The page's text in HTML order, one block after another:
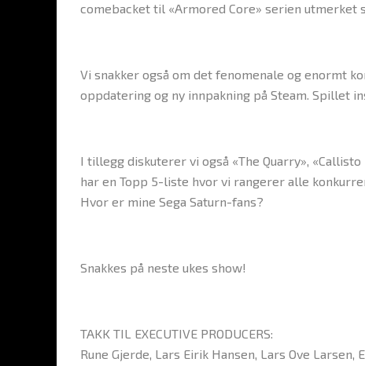
comebacket til «Armored Core» serien utmerket
Vi snakker også om det fenomenale og enormt
oppdatering og ny innpakning på Steam. Spillet
I tillegg diskuterer vi også «The Quarry»,
har en Topp 5-liste hvor vi rangerer alle
Hvor er mine Sega Saturn-fans?
Snakkes på neste ukes show!
TAKK TIL EXECUTIVE PRODUCERS:
Rune Gjerde, Lars Eirik Hansen, Lars Ove